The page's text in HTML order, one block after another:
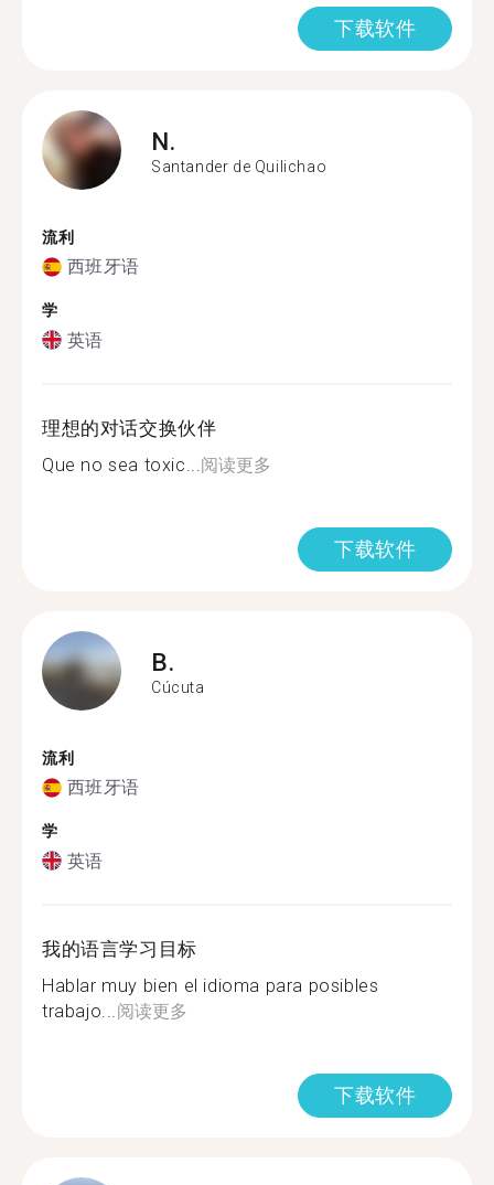
下载软件
N.
Santander de Quilichao
流利
西班牙语
学
英语
理想的对话交换伙伴
Que no sea toxic... 阅读更多
下载软件
B.
Cúcuta
流利
西班牙语
学
英语
我的语言学习目标
Hablar muy bien el idioma para posibles
trabajo... 阅读更多
下载软件